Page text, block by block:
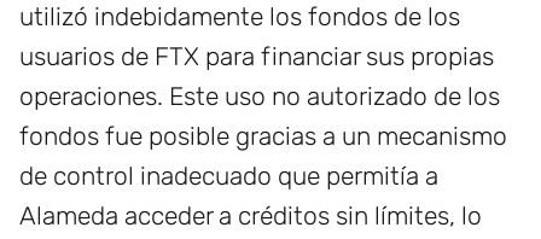
utilizó indebidamente los fondos de los
usuarios de FTX para financiar sus propias
operaciones. Este uso no autorizado de los
fondos fue posible gracias a un mecanismo
de control inadecuado que permitía a
Alameda acceder a créditos sin límites, lo